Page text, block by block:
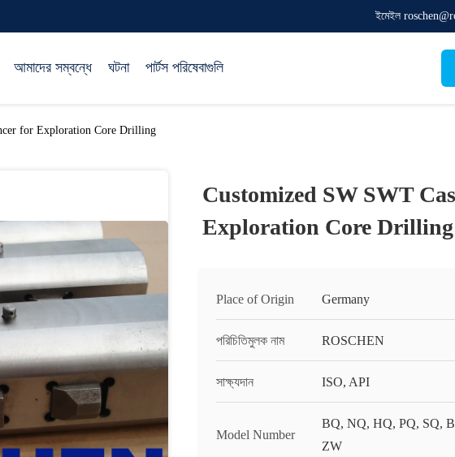
ইমেইল
আমাদের সম্বন্ধে ঘটনা পার্টস পরিষেবাগুলি
for Exploration Core Drilling
Customized SW SWT
Exploration Core Drilling
Place of Origin Germany
পরিচিতিমুলক নাম ROSCHEN
সাক্ষ্যদান ISO, API
Model Number
BQ, NQ, HQ, PQ, SQ,
ZW